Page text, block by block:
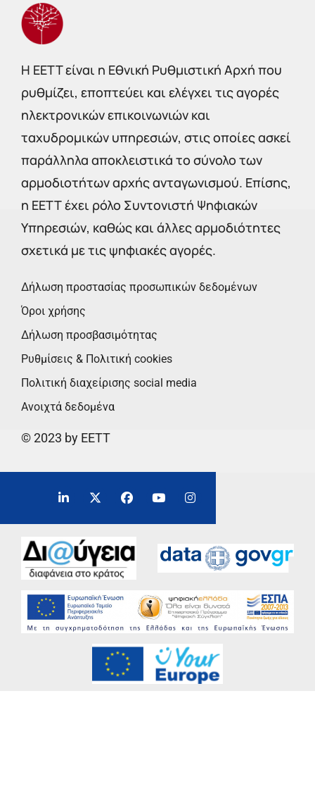
Η EETT είναι η Εθνική Ρυθμιστική Αρχή που
ρυθμίζει, εποπτεύει και ελέγχει τις αγορές
ηλεκτρονικών επικοινωνιών και
ταχυδρομικών υπηρεσιών, στις οποίες ασκεί
παράλληλα αποκλειστικά το σύνολο των
αρμοδιοτήτων αρχής ανταγωνισμού. Επίσης,
η ΕΕΤΤ έχει ρόλο Συντονιστή Ψηφιακών
Υπηρεσιών, καθώς και άλλες αρμοδιότητες
σχετικά με τις ψηφιακές αγορές.
Δήλωση προστασίας προσωπικών δεδομένων
Όροι χρήσης
Δήλωση προσβασιμότητας
Ρυθμίσεις & Πολιτική cookies
Πολιτική διαχείρισης social media
Ανοιχτά δεδομένα
© 2023 by EETT